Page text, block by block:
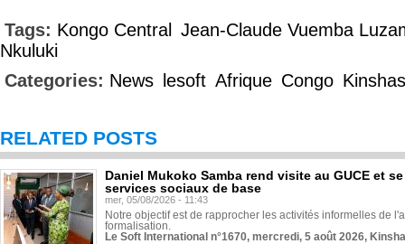
Tags: Kongo Central
Jean-Claude Vuemba
Nkuluki
Categories: News lesoft Afrique Congo
RELATED POSTS
Daniel Mukoko Samba rend visite au GUCE et
services sociaux de base
mer, 05/08/2026 - 11:43
Notre objectif est de rapprocher les activités informelles de
formalisation.
Le Soft International n°1670, mercredi, 5 août 2026,